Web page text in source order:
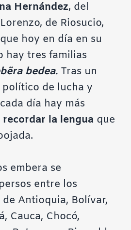
Hernández, del
de Riosucio,
hoy en día en su
hay tres familias
bedea. Tras un
de lucha y
día hay más
recordar la lengua que
embera se
entre los
Antioquia, Bolívar,
Cauca, Chocó,